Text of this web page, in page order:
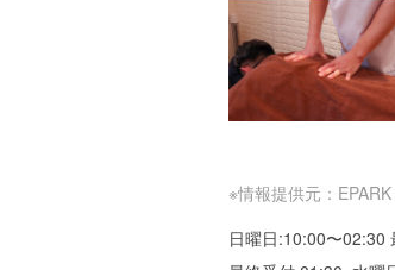
※情報提供元：EPARK
日曜日:10:00〜02:30